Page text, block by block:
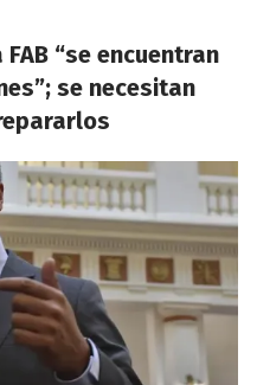
“se encuentran
se necesitan